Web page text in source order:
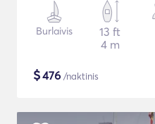
Burlaivis
13 ft
4 m
$476 /naktinis